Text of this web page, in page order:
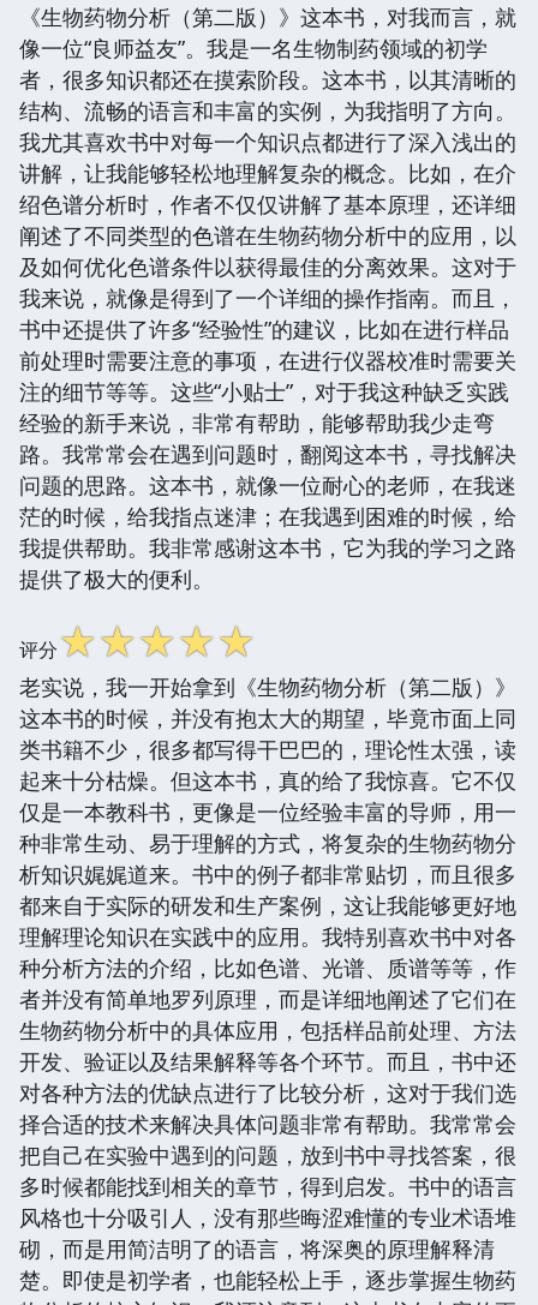
《生物药物分析（第二版）》这本书，对我而言，就
像一位“良师益友”。我是一名生物制药领域的初学
者，很多知识都还在摸索阶段。这本书，以其清晰的
结构、流畅的语言和丰富的实例，为我指明了方向。
我尤其喜欢书中对每一个知识点都进行了深入浅出的
讲解，让我能够轻松地理解复杂的概念。比如，在介
绍色谱分析时，作者不仅仅讲解了基本原理，还详细
阐述了不同类型的色谱在生物药物分析中的应用，以
及如何优化色谱条件以获得最佳的分离效果。这对于
我来说，就像是得到了一个详细的操作指南。而且，
书中还提供了许多“经验性”的建议，比如在进行样品
前处理时需要注意的事项，在进行仪器校准时需要关
注的细节等等。这些“小贴士”，对于我这种缺乏实践
经验的新手来说，非常有帮助，能够帮助我少走弯
路。我常常会在遇到问题时，翻阅这本书，寻找解决
问题的思路。这本书，就像一位耐心的老师，在我迷
茫的时候，给我指点迷津；在我遇到困难的时候，给
我提供帮助。我非常感谢这本书，它为我的学习之路
提供了极大的便利。
评分☆☆☆☆☆
老实说，我一开始拿到《生物药物分析（第二版）》
这本书的时候，并没有抱太大的期望，毕竟市面上同
类书籍不少，很多都写得干巴巴的，理论性太强，读
起来十分枯燥。但这本书，真的给了我惊喜。它不仅
仅是一本教科书，更像是一位经验丰富的导师，用一
种非常生动、易于理解的方式，将复杂的生物药物分
析知识娓娓道来。书中的例子都非常贴切，而且很多
都来自于实际的研发和生产案例，这让我能够更好地
理解理论知识在实践中的应用。我特别喜欢书中对各
种分析方法的介绍，比如色谱、光谱、质谱等等，作
者并没有简单地罗列原理，而是详细地阐述了它们在
生物药物分析中的具体应用，包括样品前处理、方法
开发、验证以及结果解释等各个环节。而且，书中还
对各种方法的优缺点进行了比较分析，这对于我们选
择合适的技术来解决具体问题非常有帮助。我常常会
把自己在实验中遇到的问题，放到书中寻找答案，很
多时候都能找到相关的章节，得到启发。书中的语言
风格也十分吸引人，没有那些晦涩难懂的专业术语堆
砌，而是用简洁明了的语言，将深奥的原理解释清
楚。即使是初学者，也能轻松上手，逐步掌握生物药